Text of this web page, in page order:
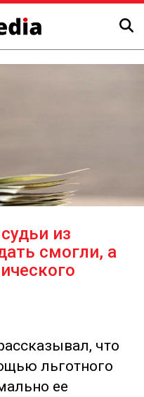
из
смогли, а
что
льготного
ее